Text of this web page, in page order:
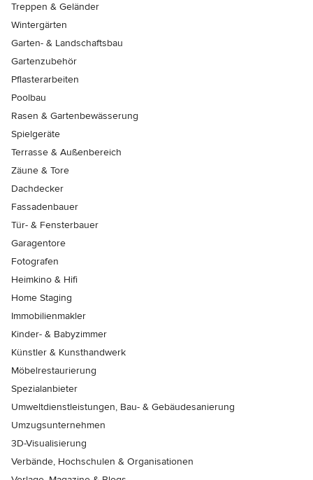
Treppen & Geländer
Wintergärten
Garten- & Landschaftsbau
Gartenzubehör
Pflasterarbeiten
Poolbau
Rasen & Gartenbewässerung
Spielgeräte
Terrasse & Außenbereich
Zäune & Tore
Dachdecker
Fassadenbauer
Tür- & Fensterbauer
Garagentore
Fotografen
Heimkino & Hifi
Home Staging
Immobilienmakler
Kinder- & Babyzimmer
Künstler & Kunsthandwerk
Möbelrestaurierung
Spezialanbieter
Umweltdienstleistungen, Bau- & Gebäudesanierung
Umzugsunternehmen
3D-Visualisierung
Verbände, Hochschulen & Organisationen